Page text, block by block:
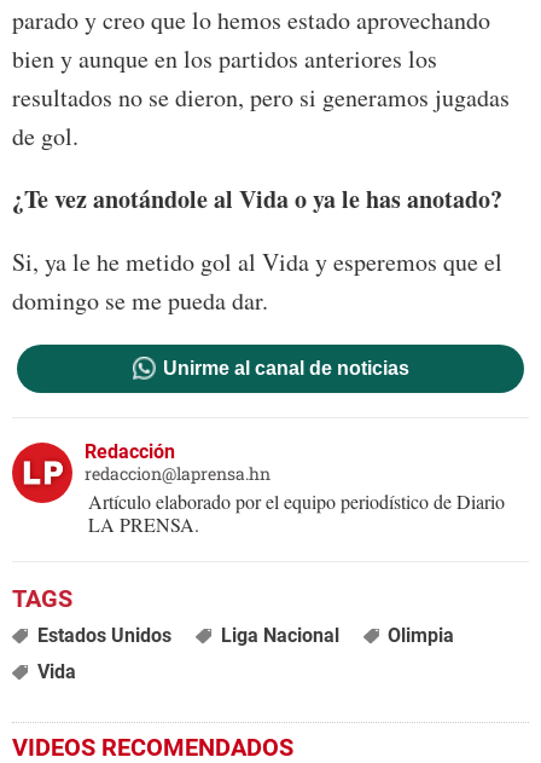
parado y creo que lo hemos estado aprovechando
bien y aunque en los partidos anteriores los
resultados no se dieron, pero si generamos jugadas
de gol.
¿Te vez anotándole al Vida o ya le has anotado?
Si, ya le he metido gol al Vida y esperemos que el
domingo se me pueda dar.
Unirme al canal de noticias
Redacción
redaccion@laprensa.hn
Artículo elaborado por el equipo periodístico de Diario
LA PRENSA.
Estados Unidos Liga Nacional
Olimpia
Vida
VIDEOS RECOMENDADOS